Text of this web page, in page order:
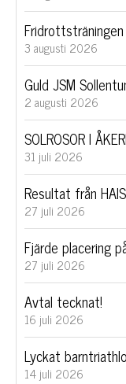
3 augusti 2026
Guld JSM
2 augusti 2026
SOLROSOR I
31 juli 2026
Resultat från
27 juli 2026
Fjärde placering
27 juli 2026
Avtal tecknat!
16 juli 2026
Lyckat
14 juli 2026